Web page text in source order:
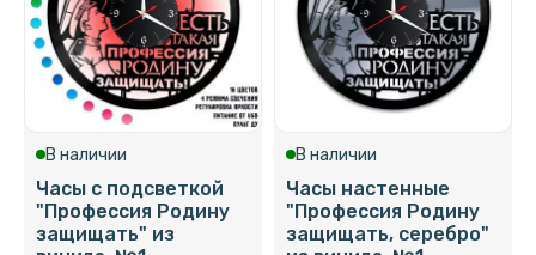
В наличии
Часы с подсветкой
"Профессия Родину
защищать" из
В наличии
Часы настенные
"Профессия Родину
защищать, серебро"